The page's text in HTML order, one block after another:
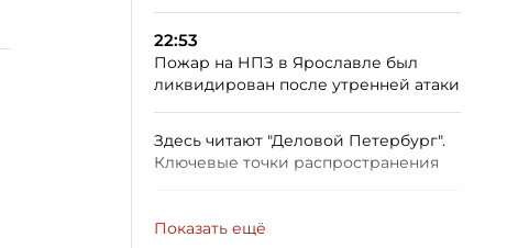
22:53
Пожар на НПЗ в Ярославле был
ликвидирован после утренней атаки
Здесь читают "Деловой Петербург".
Ключевые точки распространения
Показать ещё